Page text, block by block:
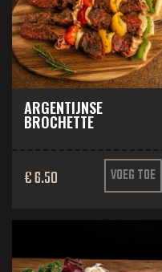
ARGENTIJNSE
BROCHETTE
€ 6.50 VOEG TOE